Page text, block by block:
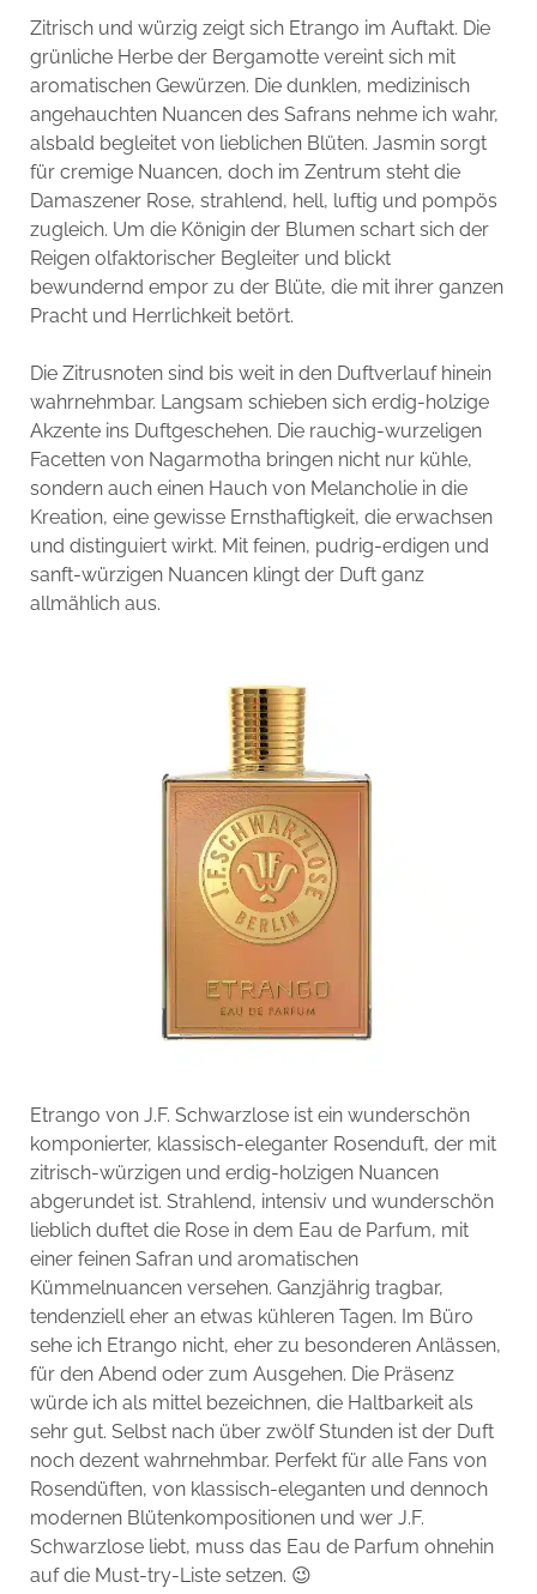
Zitrisch und würzig zeigt sich Etrango im Auftakt. Die
grünliche Herbe der Bergamotte vereint sich mit
aromatischen Gewürzen. Die dunklen, medizinisch
angehauchten Nuancen des Safrans nehme ich wahr,
alsbald begleitet von lieblichen Blüten. Jasmin sorgt
für cremige Nuancen, doch im Zentrum steht die
Damaszener Rose, strahlend, hell, luftig und pompös
zugleich. Um die Königin der Blumen schart sich der
Reigen olfaktorischer Begleiter und blickt
bewundernd empor zu der Blüte, die mit ihrer ganzen
Pracht und Herrlichkeit betört.
Die Zitrusnoten sind bis weit in den Duftverlauf hinein
wahrnehmbar. Langsam schieben sich erdig-holzige
Akzente ins Duftgeschehen. Die rauchig-wurzeligen
Facetten von Nagarmotha bringen nicht nur kühle,
sondern auch einen Hauch von Melancholie in die
Kreation, eine gewisse Ernsthaftigkeit, die erwachsen
und distinguiert wirkt. Mit feinen, pudrig-erdigen und
sanft-würzigen Nuancen klingt der Duft ganz
allmählich aus.
Etrango von J.F. Schwarzlose ist ein wunderschön
komponierter, klassisch-eleganter Rosenduft, der mit
zitrisch-würzigen und erdig-holzigen Nuancen
abgerundet ist. Strahlend, intensiv und wunderschön
lieblich duftet die Rose in dem Eau de Parfum, mit
einer feinen Safran und aromatischen
Kümmelnuancen versehen. Ganzjährig tragbar,
tendenziell eher an etwas kühleren Tagen. Im Büro
sehe ich Etrango nicht, eher zu besonderen Anlässen,
für den Abend oder zum Ausgehen. Die Präsenz
würde ich als mittel bezeichnen, die Haltbarkeit als
sehr gut. Selbst nach über zwölf Stunden ist der Duft
noch dezent wahrnehmbar. Perfekt für alle Fans von
Rosendüften, von klassisch-eleganten und dennoch
modernen Blütenkompositionen und wer J.F.
Schwarzlose liebt, muss das Eau de Parfum ohnehin
auf die Must-try-Liste setzen. 😉